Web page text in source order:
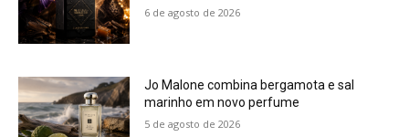
6 de agosto de 2026
Jo Malone combina bergamota e sal
marinho em novo perfume
5 de agosto de 2026